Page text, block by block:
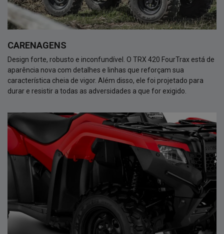
CARENAGENS
Design forte, robusto e inconfundível. O TRX 420 FourTrax está de
aparência nova com detalhes e linhas que reforçam sua
característica cheia de vigor. Além disso, ele foi projetado para
durar e resistir a todas as adversidades a que for exigido.